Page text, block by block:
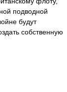
подводной
будут
собственную